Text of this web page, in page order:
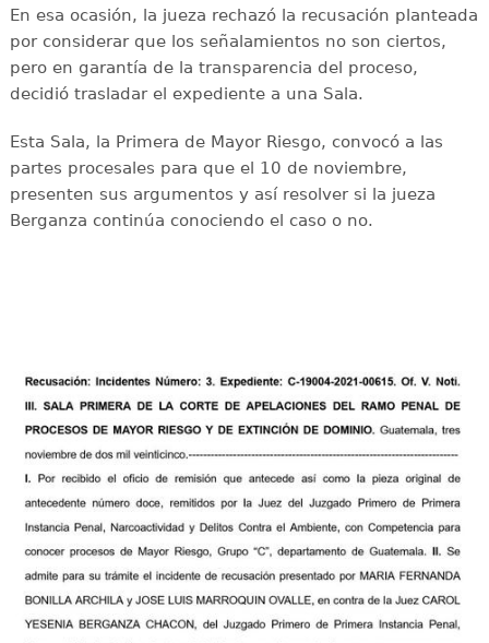
En esa ocasión, la jueza rechazó la recusación planteada
por considerar que los señalamientos no son ciertos,
pero en garantía de la transparencia del proceso,
decidió trasladar el expediente a una Sala.
Esta Sala, la Primera de Mayor Riesgo, convocó a las
partes procesales para que el 10 de noviembre,
presenten sus argumentos y así resolver si la jueza
Berganza continúa conociendo el caso o no.